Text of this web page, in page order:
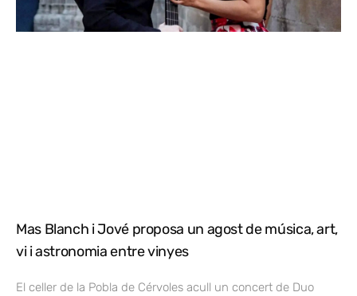
Mas Blanch i Jové proposa un agost de música, art,
vi i astronomia entre vinyes
El celler de la Pobla de Cérvoles acull un concert de Duo